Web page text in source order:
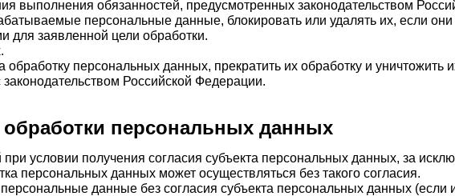
выполнения обязанностей, предусмотренных законодательством
персональные данные, блокировать или удалять их, если
заявленной цели обработки.
персональных данных, прекратить их обработку и уничтожить
Российской Федерации.
обработки персональных данных
условии получения согласия субъекта персональных данных, за
персональных данных может осуществляться без такого согласия.
данные без согласия субъекта персональных данных (если